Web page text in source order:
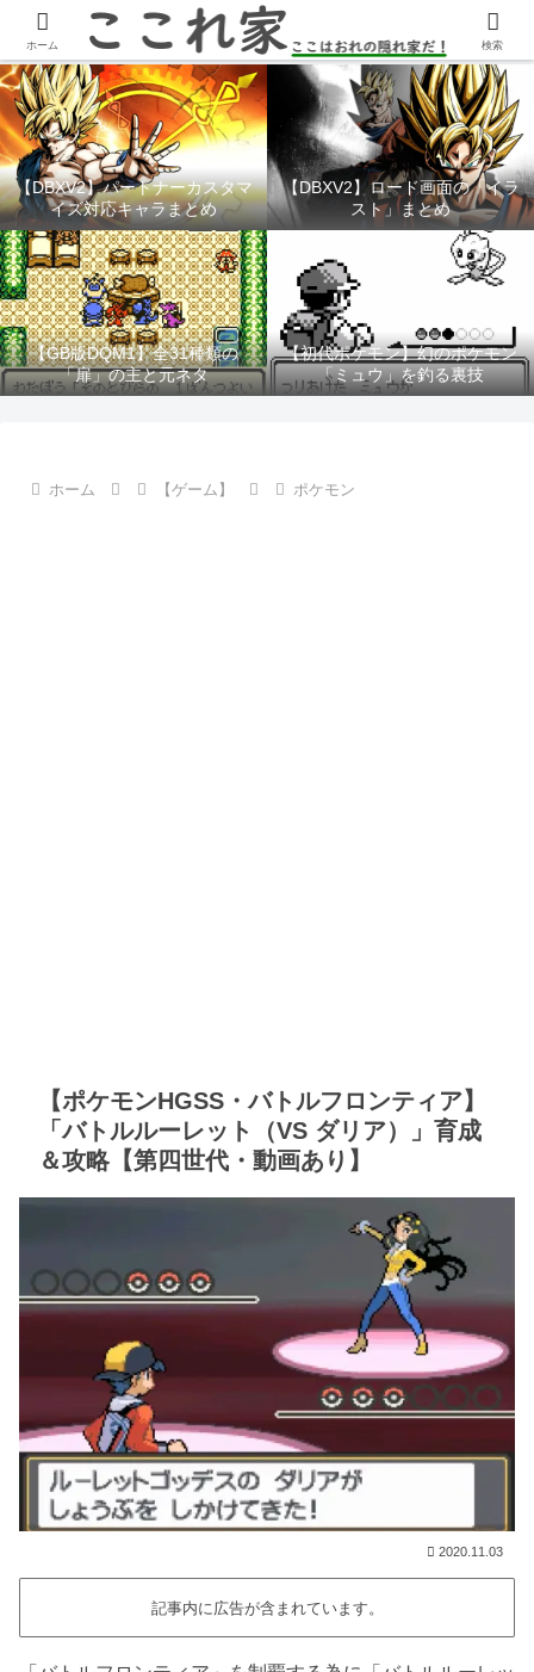
YouTubeチャンネル「ここれ家」
【DBXV2】パートナーカスタマ
イズ対応キャラまとめ
【DBXV2】ロード画面の「イラ
スト」まとめ
【GB版DQM1】全31種類の
「扉」の主と元ネタ
【初代ポケモン】幻のポケモン
「ミュウ」を釣る裏技
ホーム 【ゲーム】 ポケモン
【ポケモンHGSS・バトルフロンティア】
「バトルルーレット（VS ダリア）」育成
＆攻略【第四世代・動画あり】
2020.11.03
記事内に広告が含まれています。
ホーム 検索